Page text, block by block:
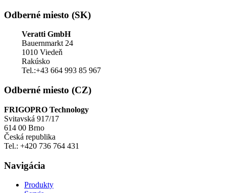
Odberné miesto (SK)
Veratti GmbH
Bauernmarkt 24
1010 Viedeň
Rakúsko
Tel.:+43 664 993 85 967
Odberné miesto (CZ)
FRIGOPRO Technology
Svitavská 917/17
614 00 Brno
Česká republika
Tel.: +420 736 764 431
Navigácia
Produkty